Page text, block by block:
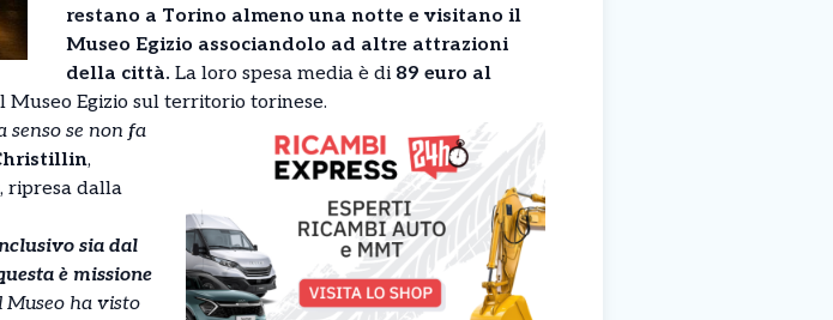
restano a Torino almeno una notte e visitano il
Museo Egizio associandolo ad altre attrazioni
della città. La loro spesa media è di 89 euro al
Museo Egizio sul territorio torinese.
senso se non fa
,
ripresa dalla
sia dal
è missione
Museo ha visto